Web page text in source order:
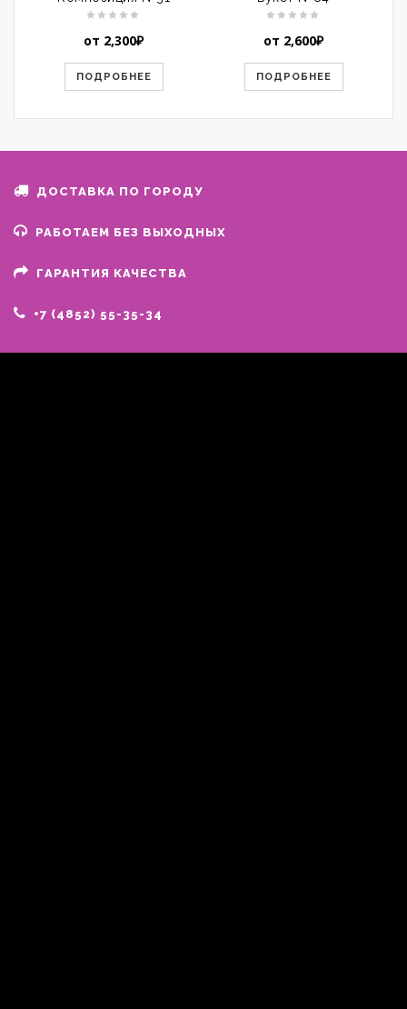
от 2,300₽
ПОДРОБНЕЕ
от 2,600₽
ПОДРОБНЕЕ
ДОСТАВКА ПО ГОРОДУ
РАБОТАЕМ БЕЗ ВЫХОДНЫХ
ГАРАНТИЯ КАЧЕСТВА
+7 (4852) 55-35-34